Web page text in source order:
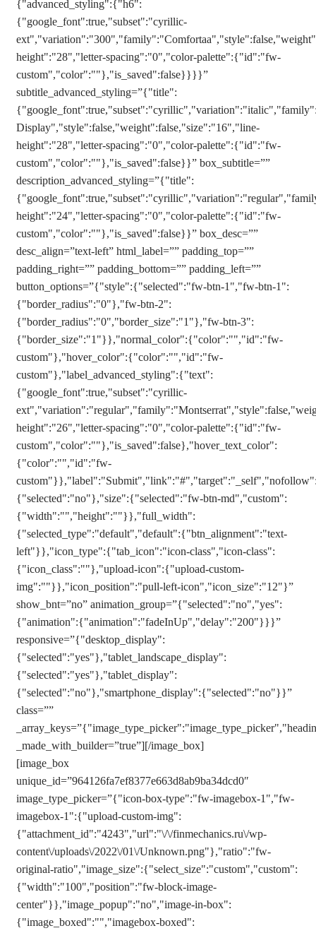
{"advanced_styling":{"h6":
{"google_font":true,"subset":"cyrillic-
height":"28","letter-spacing":"0","color-palette":{"id":"fw-
custom","color":""},"is_saved":false}}}}”
subtitle_advanced_styling=”{"title":
Display","style":false,"weight":false,"size":"16","line-
height":"28","letter-spacing":"0","color-palette":{"id":"fw-
custom","color":""},"is_saved":false}}” box_subtitle=””
description_advanced_styling=”{"title":
height":"24","letter-spacing":"0","color-palette":{"id":"fw-
custom","color":""},"is_saved":false}}” box_desc=””
desc_align=”text-left” html_label=”” padding_top=””
padding_right=”” padding_bottom=”” padding_left=””
button_options=”{"style":{"selected":"fw-btn-1","fw-btn-1":
{"border_radius":"0"},"fw-btn-2":
{"border_radius":"0","border_size":"1"},"fw-btn-3":
{"border_size":"1"}},"normal_color":{"color":"","id":"fw-
custom"},"hover_color":{"color":"","id":"fw-
custom"},"label_advanced_styling":{"text":
{"google_font":true,"subset":"cyrillic-
height":"26","letter-spacing":"0","color-palette":{"id":"fw-
custom","color":""},"is_saved":false},"hover_text_color":
{"color":"","id":"fw-
{"selected":"no"},"size":{"selected":"fw-btn-md","custom":
{"width":"","height":""}},"full_width":
{"selected_type":"default","default":{"btn_alignment":"text-
left"}},"icon_type":{"tab_icon":"icon-class","icon-class":
{"icon_class":""},"upload-icon":{"upload-custom-
img":""}},"icon_position":"pull-left-icon","icon_size":"12"}”
show_bnt=”no” animation_group=”{"selected":"no","yes":
{"animation":{"animation":"fadeInUp","delay":"200"}}}”
responsive=”{"desktop_display":
{"selected":"yes"},"tablet_landscape_display":
{"selected":"yes"},"tablet_display":
{"selected":"no"},"smartphone_display":{"selected":"no"}}”
class=””
_made_with_builder=”true”][/image_box]
[image_box
unique_id=”964126fa7ef8377e663d8ab9ba34dcd0″
image_type_picker=”{"icon-box-type":"fw-imagebox-1","fw-
imagebox-1":{"upload-custom-img":
{"attachment_id":"4243","url":"\/\/finmechanics.ru\/wp-
content\/uploads\/2022\/01\/Unknown.png"},"ratio":"fw-
original-ratio","image_size":{"select_size":"custom","custom":
{"width":"100","position":"fw-block-image-
center"}},"image_popup":"no","image-in-box":
{"image_boxed":"","imagebox-boxed":